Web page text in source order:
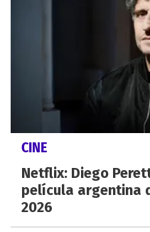
CINE
Netflix: Diego
película argentina
2026